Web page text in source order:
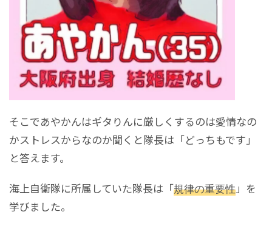
そこであやかんはギタりんに厳しくするのは愛情なの
かストレスからなのか聞くと隊長は「どっちもです」
と答えます。
海上自衛隊に所属していた隊長は「規律の重要性」を
学びました。